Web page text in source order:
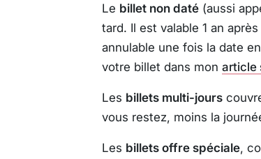
Le billet non daté(aussi
tard. Il est valable 1 an
annulable une fois la date
votre billet dans mon article
Les billets multi-jours
vous restez, moins la
Les billets offre spéciale,